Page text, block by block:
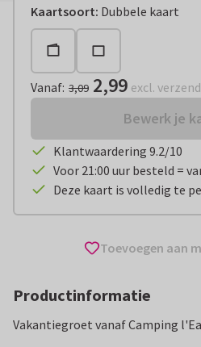
Kaartsoort: Dubbele kaart
Vanaf:€ 2,99 excl. verzendkosten
Vanaf: 3,09 2,99 excl.
Bewerk je
Klantwaardering 9.2/10
Voor 21:00 uur besteld =
Deze kaart is volledig te
Toevoegen aan
Productinformatie
Vakantiegroet vanaf Camping